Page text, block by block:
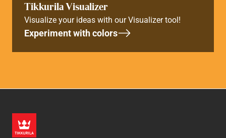
Tikkurila Visualizer
Visualize your ideas with our Visualizer tool!
Experiment with colors